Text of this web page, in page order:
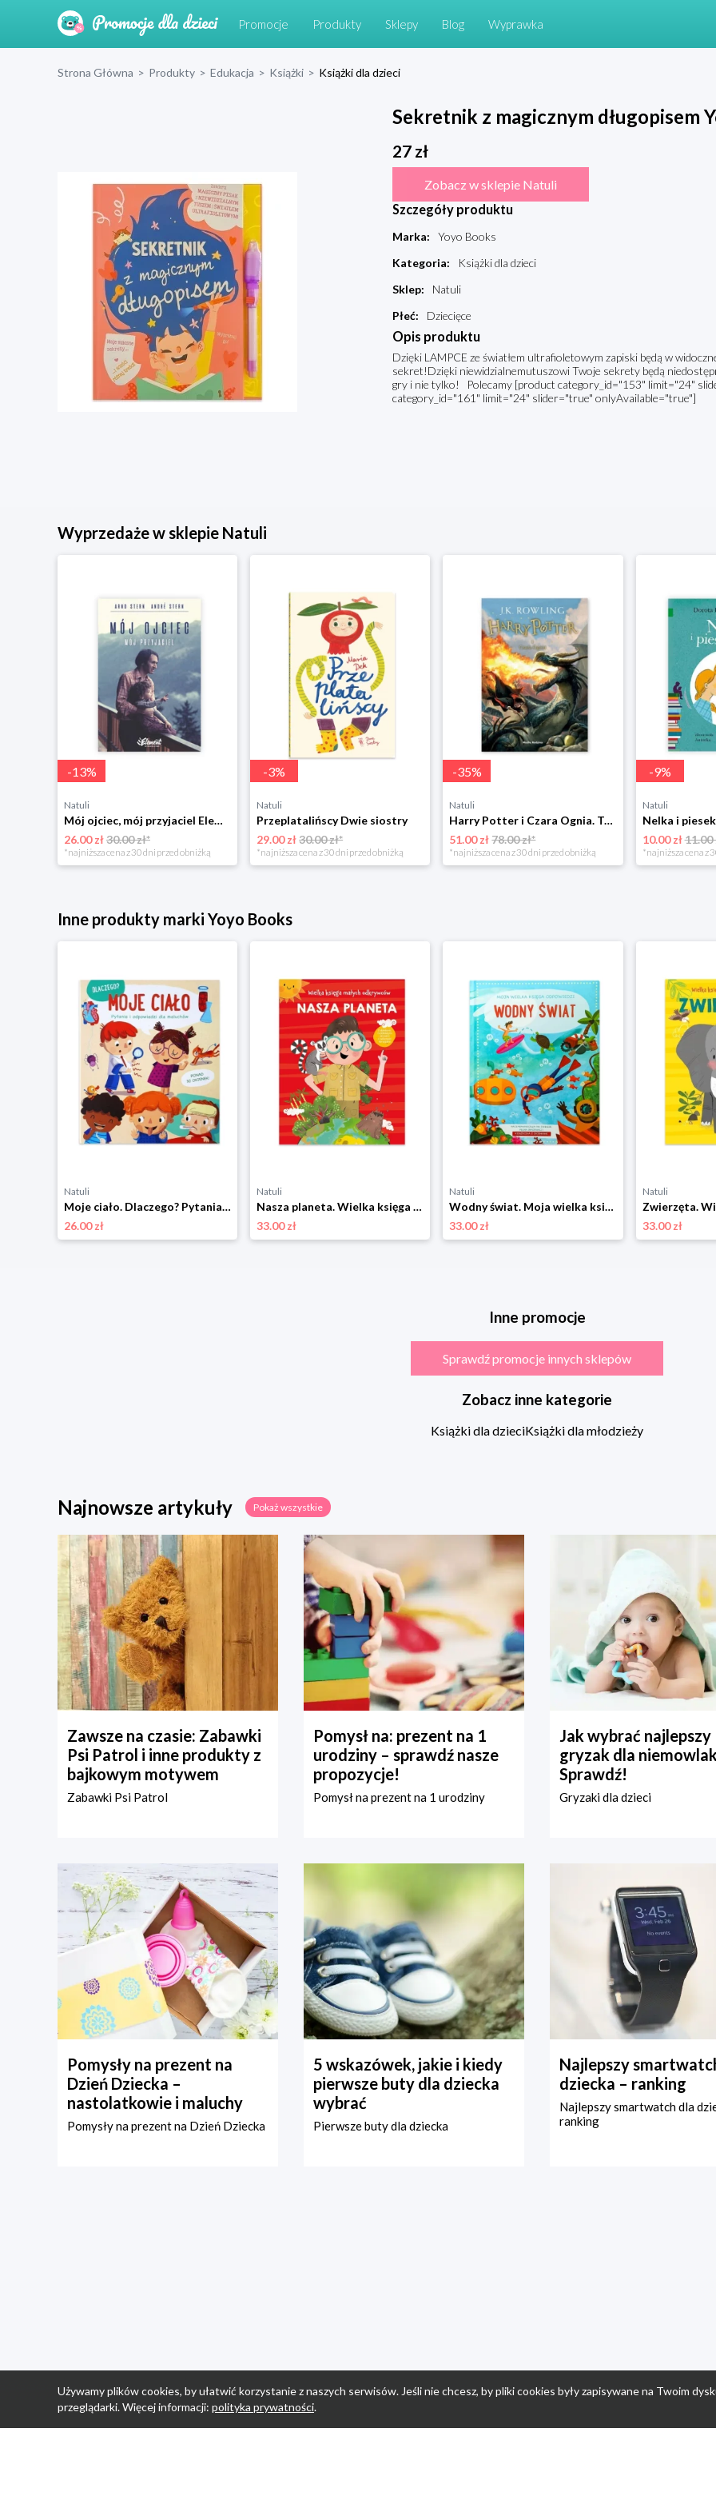
Promocje Produkty Sklepy Blog Wyprawka
Strona Główna > Produkty > Edukacja > Książki > Książki dla dzieci
Sekretnik z magicznym długopisem
27zł
Zobacz w sklepie Natuli
Szczegóły produktu
Marka:
Yoyo Books
Kategoria:
Książki dla dzieci
Sklep:
Natuli
Płeć: Dziecięce
Opis produktu
Dzięki LAMPCE ze światłem ultrafioletowym zapiski będą w
sekret!Dzięki niewidzialnemutuszowi Twoje sekrety będą
gry i nie tylko! Polecamy [product category_id="153" limit="24"
category_id="161" limit="24" slider="true" onlyAvailable="true"]
Wyprzedaże w sklepie Natuli
-13%
Natuli
Mój ojciec, mój przyjaciel Element
26.00 zł30.00 zł*
*najniższa cena z 30 dni przed obniżką
-3%
Natuli
Przeplatalińscy Dwie siostry
29.00 zł30.00 zł*
*najniższa cena z 30 dni przed obniżką
-35%
Natuli
Harry Potter i Czara Ognia. Tom 4 Media rodzina
51.00 zł78.00 zł*
*najniższa cena z 30 dni przed obniżką
-9%
Natuli
10.00 zł11.00
*najniższa cena z
Inne produkty marki Yoyo Books
Natuli
Moje ciało. Dlaczego? Pytania i odpowiedzi dla maluchów Yoyo books
26.00 zł
Natuli
Nasza planeta. Wielka księga małych odkrywców Yoyo books
33.00 zł
Natuli
Wodny świat. Moja wielka księga odpowiedzi Yoyo books
33.00 zł
Natuli
33.00 zł
Inne promocje
Sprawdź promocje innych sklepów
Zobacz inne kategorie
Książki dla dzieciKsiążki dla młodzieży
Najnowsze artykuły Pokaż wszystkie
Zawsze na czasie: Zabawki
Psi Patrol i inne produkty z
bajkowym motywem
Zabawki Psi Patrol
Pomysł na: prezent na 1
urodziny – sprawdź nasze
propozycje!
Pomysł na prezent na 1 urodziny
Jak wybrać najlepszy
gryzak dla
Sprawdź!
Gryzaki dla dzieci
Pomysły na prezent na
Dzień Dziecka –
nastolatkowie i maluchy
Pomysły na prezent na Dzień Dziecka
5 wskazówek, jakie i kiedy
pierwsze buty dla dziecka
wybrać
Pierwsze buty dla dziecka
Najlepszy
dziecka – ranking
Najlepszy smartwatch dla
ranking
Używamy plików cookies, by ułatwić korzystanie z naszych serwisów. Jeśli nie chcesz, by pliki cookies były zapisywane na Twoim
przeglądarki. Więcej informacji: polityka prywatności.